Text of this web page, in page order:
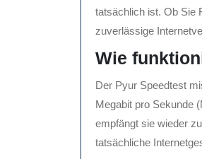
tatsächlich ist. Ob Sie
zuverlässige
Wie
Der Pyur Speedtest
Megabit pro Sekunde
empfängt sie wieder
tatsächliche